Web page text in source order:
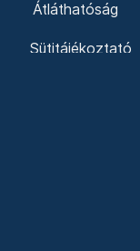
Átláthatóság
Sütitájékoztató